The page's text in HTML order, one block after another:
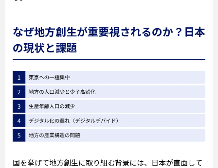
なぜ地方創生が重要視されるのか？日本
の現状と課題
国を挙げて地方創生に取り組む背景には、日本が直面して